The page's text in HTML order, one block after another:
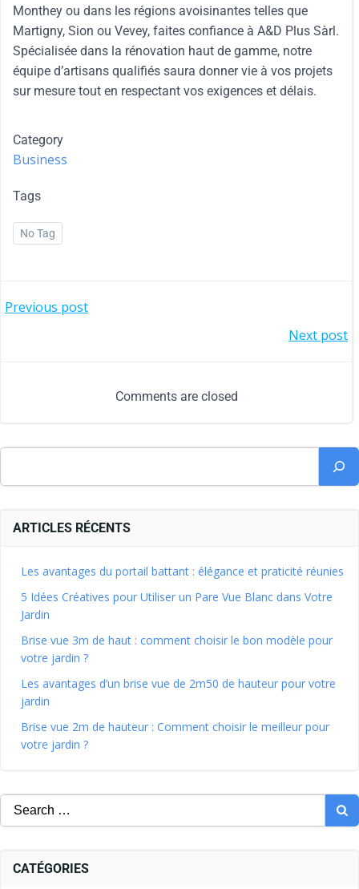
Monthey ou dans les régions avoisinantes telles que
Martigny, Sion ou Vevey, faites confiance à A&D Plus Sàrl.
Spécialisée dans la rénovation haut de gamme, notre
équipe d’artisans qualifiés saura donner vie à vos projets
sur mesure tout en respectant vos exigences et délais.
Category
Business
Tags
No Tag
Previous post
Next post
Comments are closed
ARTICLES RÉCENTS
Les avantages du portail battant : élégance et praticité réunies
5 Idées Créatives pour Utiliser un Pare Vue Blanc dans Votre
Jardin
Brise vue 3m de haut : comment choisir le bon modèle pour
votre jardin ?
Les avantages d’un brise vue de 2m50 de hauteur pour votre
jardin
Brise vue 2m de hauteur : Comment choisir le meilleur pour
votre jardin ?
CATÉGORIES